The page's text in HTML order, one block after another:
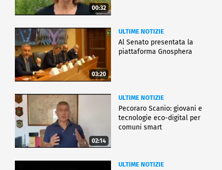
00:32
03:20
ULTIME NOTIZIE
Al Senato presentata la
piattaforma Gnosphera
02:14
ULTIME NOTIZIE
Pecoraro Scanio: giovani e
tecnologie eco-digital per
comuni smart
ULTIME NOTIZIE